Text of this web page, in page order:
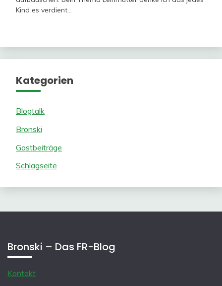
Kind es verdient…
Kategorien
Blogtalk
Bronski
Gastbeiträge
Schlagseite
Bronski – Das FR-Blog
Kontakt